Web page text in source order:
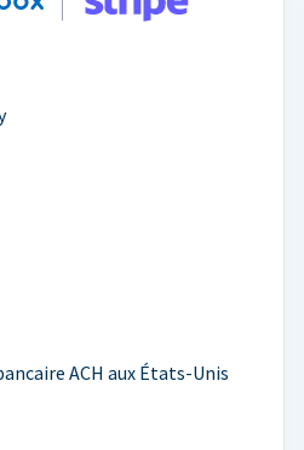
ACH aux États-Unis